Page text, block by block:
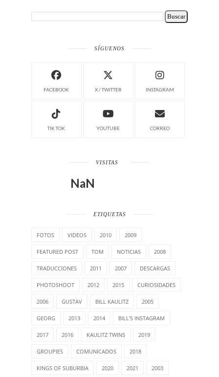
SÍGUENOS
FACEBOOK X / TWITTER INSTAGRAM
TIK TOK YOUTUBE CORREO
VISITAS
NaN
ETIQUETAS
FOTOS VIDEOS 2010 2009
FEATURED POST TOM NOTICIAS 2008
TRADUCCIONES 2011 2007 DESCARGAS
PHOTOSHOOT 2012 2015 CURIOSIDADES
2006 GUSTAV BILL KAULITZ 2005
GEORG 2013 2014 BILL'S INSTAGRAM
2017 2016 KAULITZ TWINS 2019
GROUPIES COMUNICADOS 2018
KINGS OF SUBURBIA 2020 2021 2003